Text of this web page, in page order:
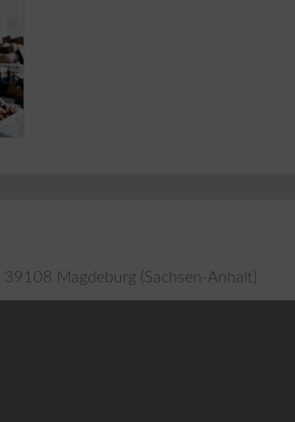
39108 Magdeburg (Sachsen-Anhalt)